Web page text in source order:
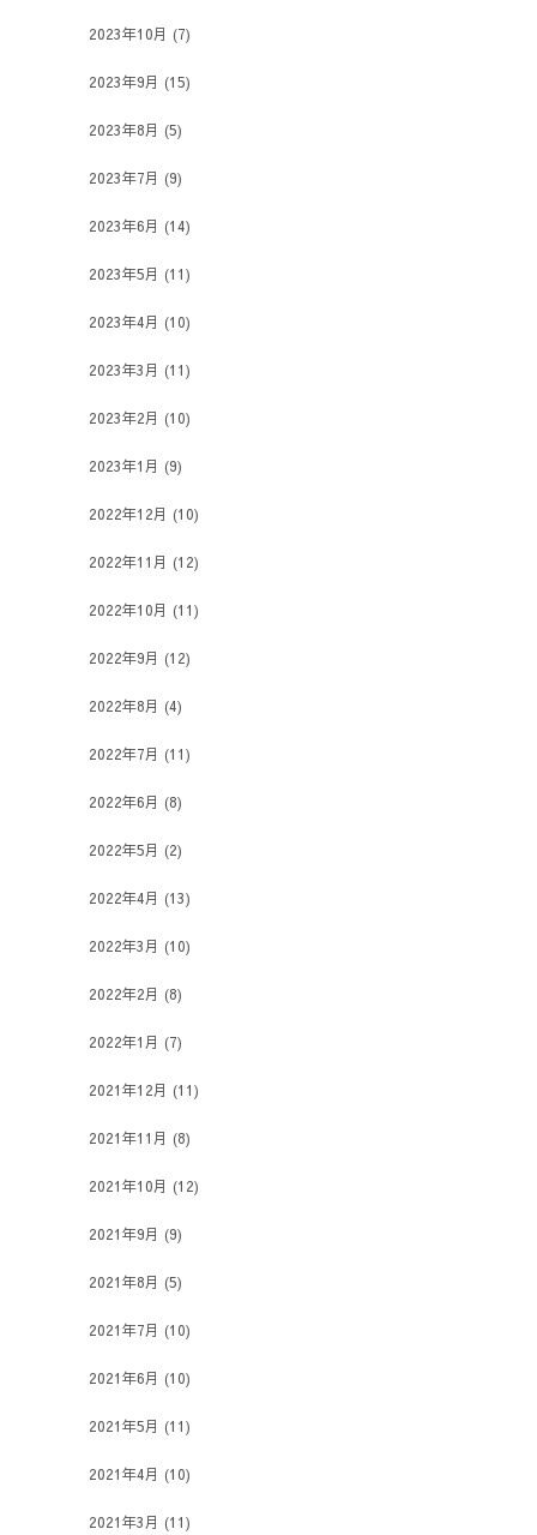
2023年10月 (7)
2023年9月 (15)
2023年8月 (5)
2023年7月 (9)
2023年6月 (14)
2023年5月 (11)
2023年4月 (10)
2023年3月 (11)
2023年2月 (10)
2023年1月 (9)
2022年12月 (10)
2022年11月 (12)
2022年10月 (11)
2022年9月 (12)
2022年8月 (4)
2022年7月 (11)
2022年6月 (8)
2022年5月 (2)
2022年4月 (13)
2022年3月 (10)
2022年2月 (8)
2022年1月 (7)
2021年12月 (11)
2021年11月 (8)
2021年10月 (12)
2021年9月 (9)
2021年8月 (5)
2021年7月 (10)
2021年6月 (10)
2021年5月 (11)
2021年4月 (10)
2021年3月 (11)